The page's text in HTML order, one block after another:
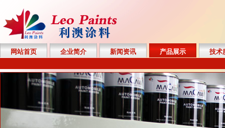
网站首页 企业简介 新闻资讯 产品展示 技术